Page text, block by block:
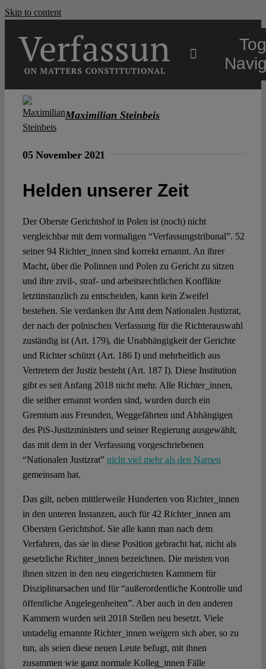
Skip to content
Open Access
Authors
Spotlight
Maximilian Steinbeis
05 November 2021
Helden unserer Zeit
Der Oberste Gerichtshof in Polen ist (noch) nicht
vergleichbar mit dem vormaligen “Verfassungstribunal”. 52
seiner 94 Richter_innen sind korrekt ernannt. An ihrer
Macht, über die Polinnen und Polen zu Gericht zu sitzen
und ihre zivil-, straf- und arbeitsrechtlichen Konflikte
letztinstanzlich zu entscheiden, kann kein Zweifel
bestehen. Sie verdanken ihr Amt dem Nationalen Justizrat,
der nach der polnischen Verfassung für die Richterauswahl
zuständig ist (Art. 179), die Unabhängigkeit der Gerichte
und Richter schützt (Art. 186 I) und mehrheitlich aus
Vertretern der Justiz besteht (Art. 187 I). Diese Institution
gibt es seit Anfang 2018 nicht mehr. Alle Richter_innen,
die seither ernannt worden sind, wurden durch ein
Gremium aus Freunden, Weggefährten und Abhängigen
des PiS-Justizministers und seiner Regierung ausgewählt,
das mit dem in der Verfassung vorgeschriebenen
“Nationalen Justizrat” nicht viel mehr als den Namen
gemeinsam hat.
Das gilt, neben mittlerweile Hunderten von Richter_innen
in den unteren Instanzen, auch für 42 Richter_innen am
Obersten Gerichtshof. Sie alle kann man nach dem
Verfahren, das sie in diese Position gebracht hat, nicht als
gesetzliche Richter_innen bezeichnen. Die meisten von
ihnen sitzen in den neu eingerichteten Kammern für
Disziplinarsachen und für “außerordentliche Kontrolle und
öffentliche Angelegenheiten”. Aber auch in den anderen
Kammern wurden seit 2018 Stellen neu besetzt. Viele
untadelig ernannte Richter_innen weigern sich aber, so zu
tun, als seien diese neuen Leute befugt, mit ihnen
zusammen wie ganz normale Kolleg_innen Fälle